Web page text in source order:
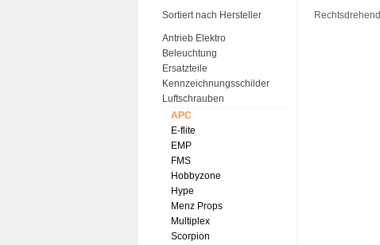
Sortiert nach Hersteller
Antrieb Elektro
Beleuchtung
Ersatzteile
Kennzeichnungsschilder
Luftschrauben
APC
E-flite
EMP
FMS
Hobbyzone
Hype
Menz Props
Multiplex
Scorpion
Rechtsdrehend